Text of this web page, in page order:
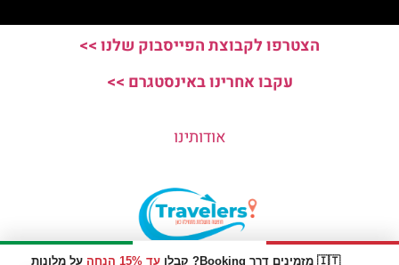
🇮🇹 מזמינים דרך Booking? קבלו עד 15% הנחה על מלונות
הצטרפו לקבוצת הפייסבוק שלנו >>
עקבו אחרינו באינסטגרם >>
אודותינו